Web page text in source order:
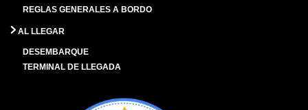
REGLAS GENERALES A BORDO
AL LLEGAR
DESEMBARQUE
TERMINAL DE LLEGADA